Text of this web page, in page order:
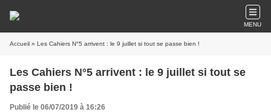
MENU
Accueil » Les Cahiers N°5 arrivent : le 9 juillet si tout se passe bien !
Les Cahiers N°5 arrivent : le 9 juillet si tout se
passe bien !
Publié le 06/07/2019 à 16:26